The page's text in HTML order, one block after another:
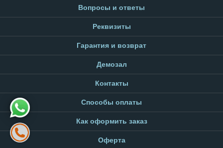
Вопросы и ответы
Реквизиты
Гарантия и возврат
Демозал
Контакты
Способы оплаты
Как оформить заказ
Оферта